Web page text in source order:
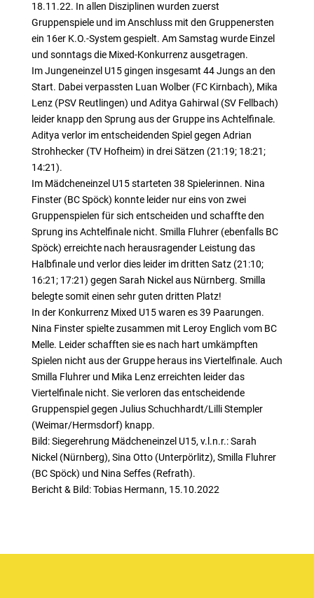
18.11.22. In allen Disziplinen wurden zuerst
Gruppenspiele und im Anschluss mit den Gruppenersten
ein 16er K.O.-System gespielt. Am Samstag wurde Einzel
und sonntags die Mixed-Konkurrenz ausgetragen.
Im Jungeneinzel U15 gingen insgesamt 44 Jungs an den
Start. Dabei verpassten Luan Wolber (FC Kirnbach), Mika
Lenz (PSV Reutlingen) und Aditya Gahirwal (SV Fellbach)
leider knapp den Sprung aus der Gruppe ins Achtelfinale.
Aditya verlor im entscheidenden Spiel gegen Adrian
Strohhecker (TV Hofheim) in drei Sätzen (21:19; 18:21;
14:21).
Im Mädcheneinzel U15 starteten 38 Spielerinnen. Nina
Finster (BC Spöck) konnte leider nur eins von zwei
Gruppenspielen für sich entscheiden und schaffte den
Sprung ins Achtelfinale nicht. Smilla Fluhrer (ebenfalls BC
Spöck) erreichte nach herausragender Leistung das
Halbfinale und verlor dies leider im dritten Satz (21:10;
16:21; 17:21) gegen Sarah Nickel aus Nürnberg. Smilla
belegte somit einen sehr guten dritten Platz!
In der Konkurrenz Mixed U15 waren es 39 Paarungen.
Nina Finster spielte zusammen mit Leroy Englich vom BC
Melle. Leider schafften sie es nach hart umkämpften
Spielen nicht aus der Gruppe heraus ins Viertelfinale. Auch
Smilla Fluhrer und Mika Lenz erreichten leider das
Viertelfinale nicht. Sie verloren das entscheidende
Gruppenspiel gegen Julius Schuchhardt/Lilli Stempler
(Weimar/Hermsdorf) knapp.
Bild: Siegerehrung Mädcheneinzel U15, v.l.n.r.: Sarah
Nickel (Nürnberg), Sina Otto (Unterpörlitz), Smilla Fluhrer
(BC Spöck) und Nina Seffes (Refrath).
Bericht & Bild: Tobias Hermann, 15.10.2022